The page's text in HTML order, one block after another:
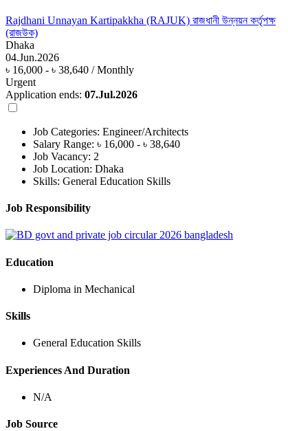
Rajdhani Unnayan Kartipakkha (RAJUK) রাজধানী উন্নয়ন কর্তৃপক্ষ
(রাজউক)
Dhaka
04.Jun.2026
৳ 16,000 - ৳ 38,640 / Monthly
Urgent
Application ends: 07.Jul.2026
Job Categories: Engineer/Architects
Salary Range: ৳ 16,000 - ৳ 38,640
Job Vacancy: 2
Job Location: Dhaka
Skills: General Education Skills
Job Responsibility
Education
Diploma in Mechanical
Skills
General Education Skills
Experiences And Duration
N/A
Job Source